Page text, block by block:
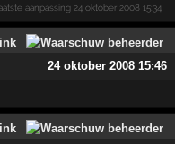
aanpassing 24 oktober 2008 15:34
24 oktober 2008 15:46